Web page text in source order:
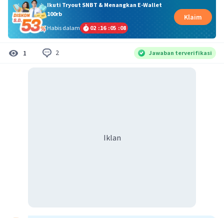
Ikuti Tryout SNBT & Menangkan E-Wallet
100rb
Habis dalam
02 :16 :05 :08
Klaim
1 2 Jawaban terverifikasi
Iklan